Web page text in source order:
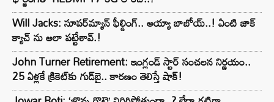
Will Jacks: సూపర్‌మ్యాన్ ఫీల్డింగ్.. అయ్యా బాబోయ్..! ఏంటి జాక్
క్యాచ్ ను అలా పట్టేశావ్.!
John Turner Retirement: ఇంగ్లండ్ స్టార్ సంచలన నిర్ణయం..
25 ఏళ్లకే క్రికెట్‌కు గుడ్‌బై.. కారణం తెలిస్తే షాక్!